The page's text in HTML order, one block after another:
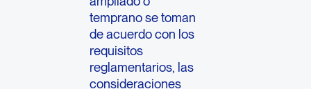
temprano se toman
de acuerdo con los
requisitos
reglamentarios, las
consideraciones